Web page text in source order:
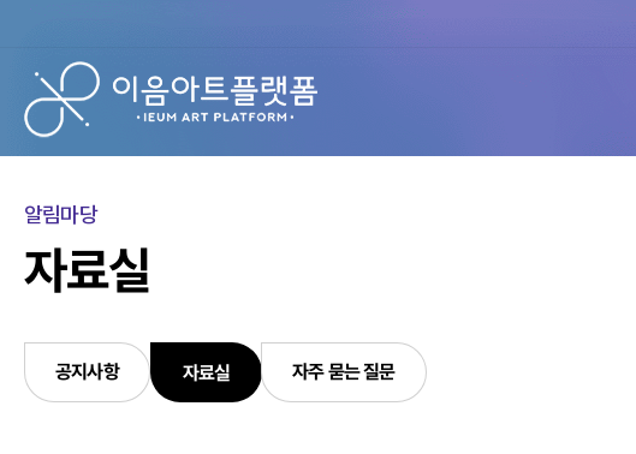
알림마당
자료실
공지사항 자료실
선
택
자주 묻는 질문